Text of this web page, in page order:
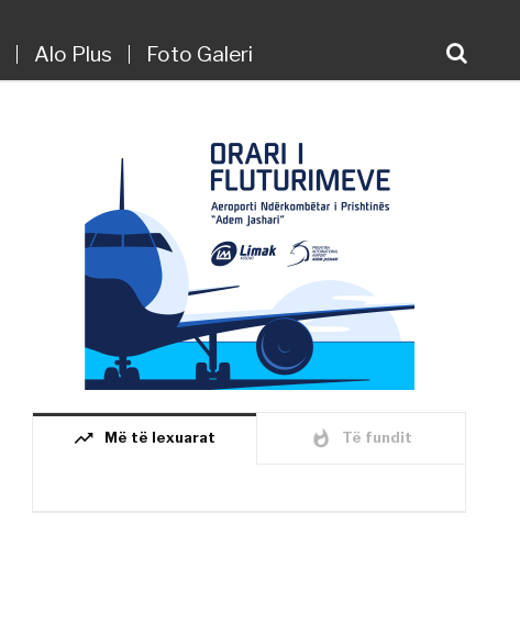
Alo Plus Foto Galeri
trending_up Më të lexuarat whatshot Të fundit